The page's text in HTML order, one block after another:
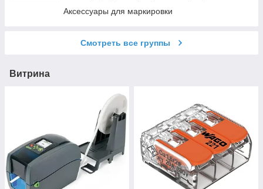
Аксессуары для маркировки
Смотреть все группы
Витрина